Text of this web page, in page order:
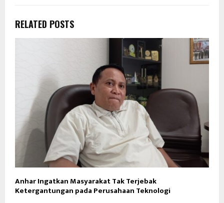
RELATED POSTS
Anhar Ingatkan Masyarakat Tak Terjebak
Ketergantungan pada Perusahaan Teknologi